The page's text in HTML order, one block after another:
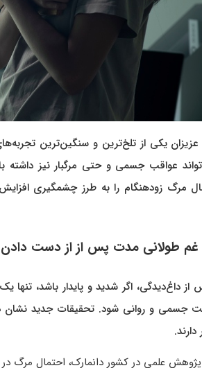
یکی از تلخ‌ترین و سنگین‌ترین
عواقب جسمی و حتی مرگبار نیز
مرگ زودهنگام را به طرز چشمگیری
طولانی‌ مدت پس از از دست دادن
از داغ‌دیدگی، اگر شدید و پایدار باشد،
جسمی و روانی شود. تحقیقات جدید نشان